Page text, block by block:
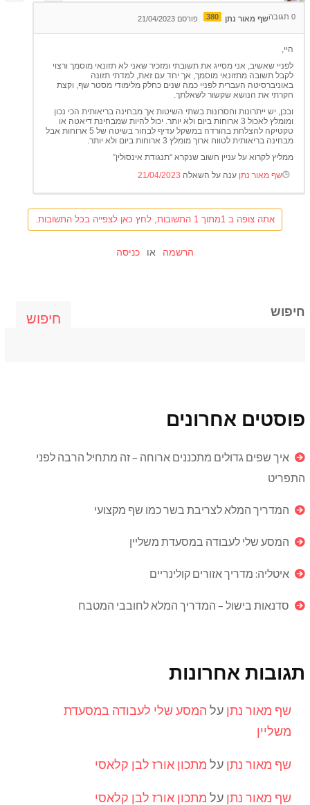
שף מאור נתן 380 פורסם 21/04/2023 0 תגובה
היי,
לפניי שאשיב, אני מסייג את תשובתי ומזכיר שאני לא תזונאי מוסמך ורצוי
לקבל תשובה מתזונאי מוסמך, אך יחד עם זאת, למדתי תזונה
באוניברסיטה העברית לפניי כמה שנים כחלק מלימודי מסטר שף, וקצת
חקרתי את הנושא שקשור לשאלתך.
ובכן, יש ייתרונות וחסרונות בשתי השיטות אך מבחינה בריאותית הכי נכון
ומומלץ לאכול 3 ארוחות ביום ולא יותר. יכול להיות שמבחינת דיאטה או
טקטיקה להצלחת בהורדה במשקל עדיף לבחור בשיטה של 5 ארוחות אבל
מבחינה בריאותית לטווח ארוך מומלץ 3 ארוחות ביום ולא יותר.
ממליץ לקרוא על עניין חשוב שנקרא “תנגודת אינסולין”
שף מאור נתן ענה על השאלה 21/04/2023
אתה צופה ב 1מתוך 1 התשובות, לחץ כאן לצפייה בכל התשובות.
הרשמה או כניסה
חיפוש חיפוש
פוסטים אחרונים
איך שפים גדולים מתכננים ארוחה – זה מתחיל הרבה לפני
התפריט
המדריך המלא לצריבת בשר כמו שף מקצועי
המסע שלי לעבודה במסעדת משליין
איטליה: מדריך אזורים קולינריים
סדנאות בישול – המדריך המלא לחובבי המטבח
תגובות אחרונות
שף מאור נתן על המסע שלי לעבודה במסעדת
משליין
שף מאור נתן על מתכון אורז לבן קלאסי
שף מאור נתן על מתכון אורז לבן קלאסי